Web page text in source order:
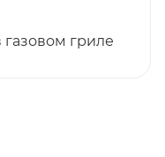
газовом гриле